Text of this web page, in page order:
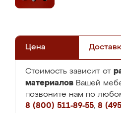
Цена
Стоимость зависит от
материалов Вашей
позвоните нам по
8 (800) 511-89-55, 8